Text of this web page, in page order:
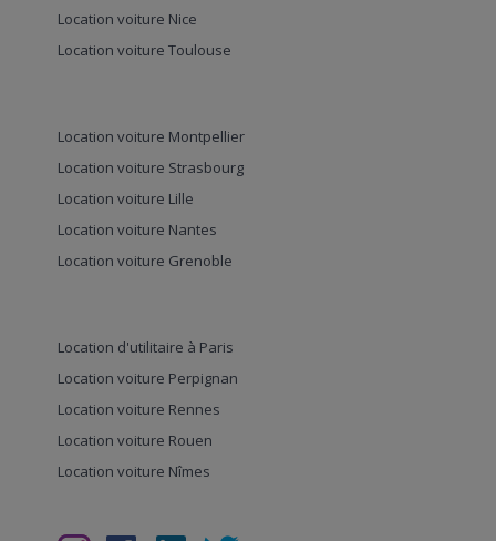
Location voiture Nice
Location voiture Toulouse
Location voiture Montpellier
Location voiture Strasbourg
Location voiture Lille
Location voiture Nantes
Location voiture Grenoble
Location d'utilitaire à Paris
Location voiture Perpignan
Location voiture Rennes
Location voiture Rouen
Location voiture Nîmes